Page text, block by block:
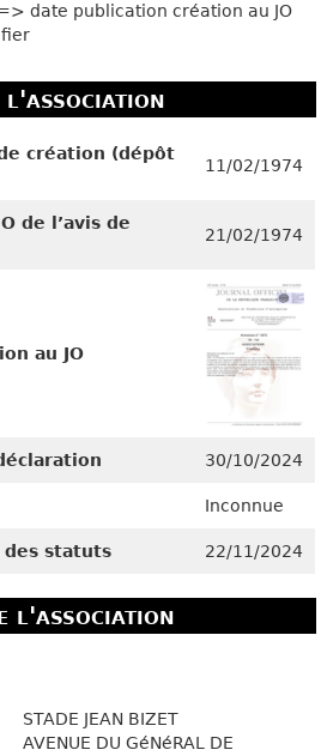
date publication création au JO
l'association
création (dépôt
11/02/1974
de l’avis de
21/02/1974
au JO
30/10/2024
Inconnue
des statuts 22/11/2024
l'association
STADE JEAN BIZET
AVENUE DU GéNéRAL DE